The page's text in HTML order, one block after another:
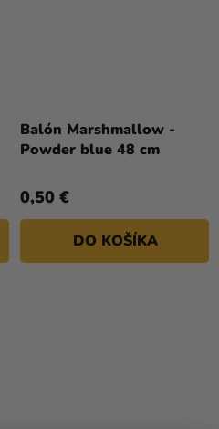
Balón Marshmallow -
Powder blue 48 cm
0,50 €
DO KOŠÍKA